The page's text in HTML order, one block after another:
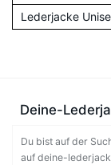
Lederjacke
Deine-
Du bist auf der
auf deine-